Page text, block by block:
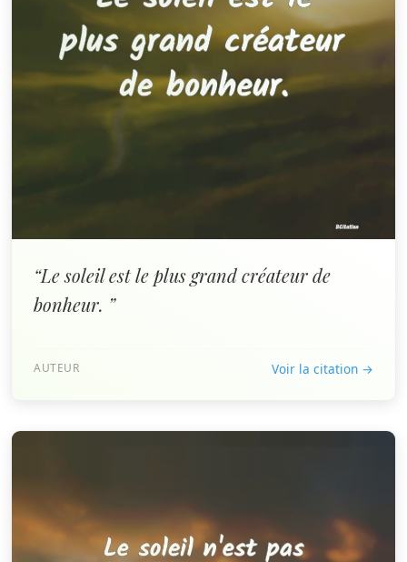
“Le soleil est le plus grand créateur de
bonheur. ”
AUTEUR Voir la citation →